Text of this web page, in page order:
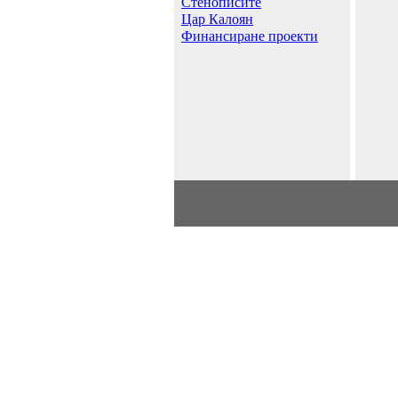
Цар Калоян
Финансиране проекти